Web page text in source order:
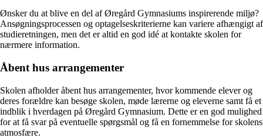
Ønsker du at blive en del af Øregård Gymnasiums inspirerende miljø?
Ansøgningsprocessen og optagelseskriterierne kan variere afhængigt af
studieretningen, men det er altid en god idé at kontakte skolen for
nærmere information.
Åbent hus arrangementer
Skolen afholder åbent hus arrangementer, hvor kommende elever og
deres forældre kan besøge skolen, møde lærerne og eleverne samt få et
indblik i hverdagen på Øregård Gymnasium. Dette er en god mulighed
for at få svar på eventuelle spørgsmål og få en fornemmelse for skolens
atmosfære.